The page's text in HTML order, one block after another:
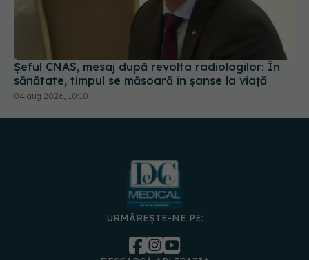
Șeful CNAS, mesaj după revolta radiologilor: În
sănătate, timpul se măsoară în șanse la viață
URMĂREȘTE-NE PE:
DESCARCĂ APLICAȚIA